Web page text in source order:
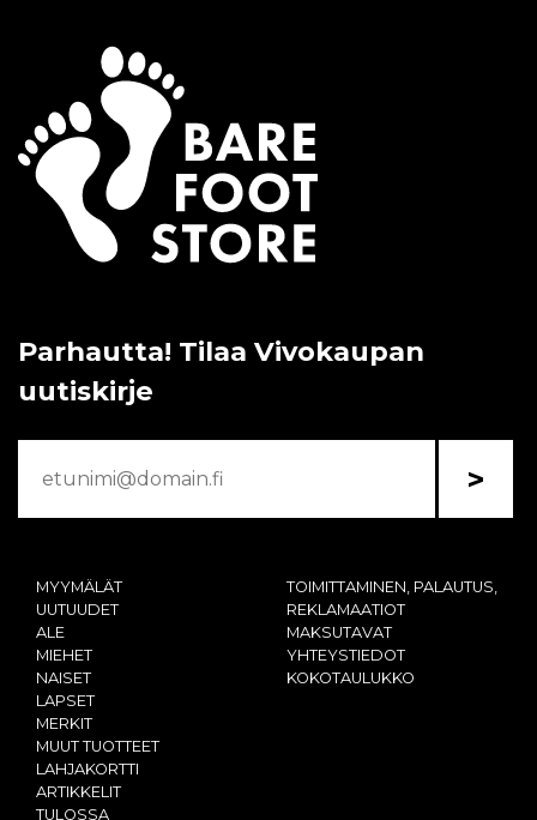
Parhautta! Tilaa Vivokaupan
uutiskirje
>
MYYMÄLÄT
UUTUUDET
ALE
MIEHET
NAISET
LAPSET
MERKIT
MUUT TUOTTEET
LAHJAKORTTI
ARTIKKELIT
TULOSSA
TOIMITTAMINEN, PALAUTUS,
REKLAMAATIOT
MAKSUTAVAT
YHTEYSTIEDOT
KOKOTAULUKKO